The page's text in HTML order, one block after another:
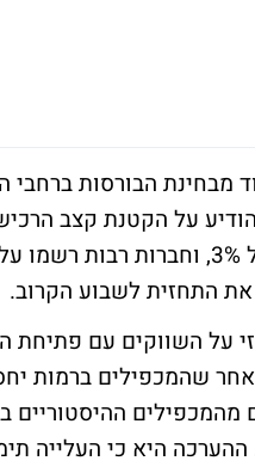
על הקטנת קצב
התחזית לשבוע הקרוב.
על השווקים עם
שהמכפילים ברמות
מהמכפילים ההיסטוריים
היא כי העלייה